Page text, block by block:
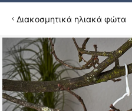
Διακοσμητικά ηλιακά φώτα
Μετάβαση
στο
τέλος
της
συλλογής